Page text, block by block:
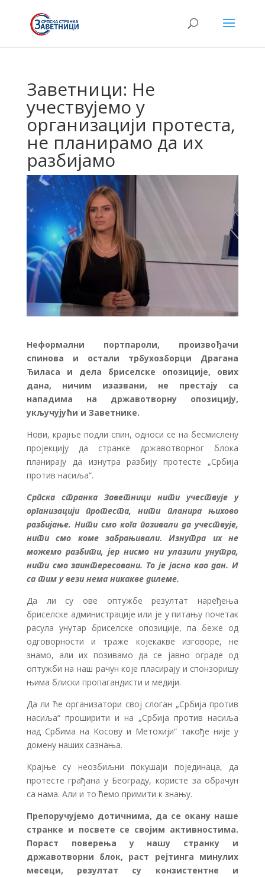
Заветници: Не
учествујемо у
организацији протеста,
не планирамо да их
разбијамо
Неформални портпароли, произвођачи
спинова и остали трбухозборци Драгана
Ђиласа и дела бриселске опозиције, ових
дана, ничим изазвани, не престају са
нападима на државотворну опозицију,
укључујући и Заветнике.
Нови, крајње подли спин, односи се на бесмислену
пројекцију да странке државотворног блока
планирају да изнутра разбију протесте „Србија
против насиља“.
Српска странка Заветници нити учествује у
организацији протеста, нити планира њихово
разбијање. Нити смо кога позивали да учествује,
нити смо коме забрањивали. Изнутра их не
можемо разбити, јер нисмо ни улазили унутра,
нити смо заинтересовани. То је јасно као дан. И
са тим у вези нема никакве дилеме.
Да ли су ове оптужбе резултат наређења
бриселске администрације или је у питању почетак
расула унутар бриселске опозиције, па беже од
одговорности и траже којекакве изговоре, не
знамо, али их позивамо да се јавно ограде од
оптужби на наш рачун које пласирају и спонзоришу
њима блиски пропагандисти и медији.
Да ли ће организатори свој слоган „Србија против
насиља“ проширити и на „Србија против насиља
над Србима на Косову и Метохији“ такође није у
домену наших сазнања.
Крајње су неозбиљни покушаји појединаца, да
протесте грађана у Београду, користе за обрачун
са нама. Али и то ћемо примити к знању.
Препоручујемо дотичнима, да се окану наше
странке и посвете се својим активностима.
Пораст поверења у нашу странку и
државотворни блок, раст рејтинга минулих
месеци, резултат су конзистентне и